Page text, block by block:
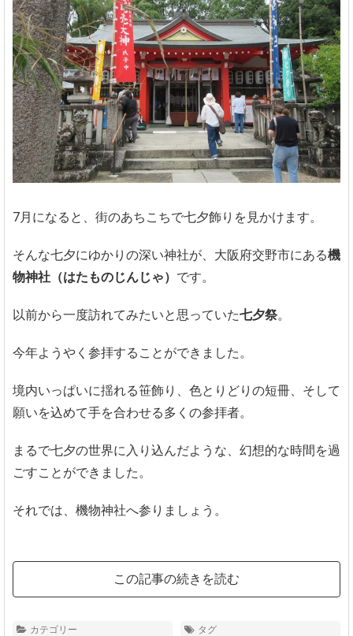
7月になると、街のあちこちで七夕飾りを見かけます。
そんな七夕にゆかりの深い神社が、大阪府交野市にある機
物神社（はたものじんじゃ） です。
以前から一度訪れてみたいと思っていた七夕祭。
今年ようやく参拝することができました。
境内いっぱいに揺れる笹飾り、色とりどりの短冊、そして
願いを込めて手を合わせる多くの参拝者。
まるで七夕の世界に入り込んだような、幻想的な時間を過
ごすことができました。
それでは、機物神社へ参りましょう。
この記事の続きを読む
カテゴリー タグ